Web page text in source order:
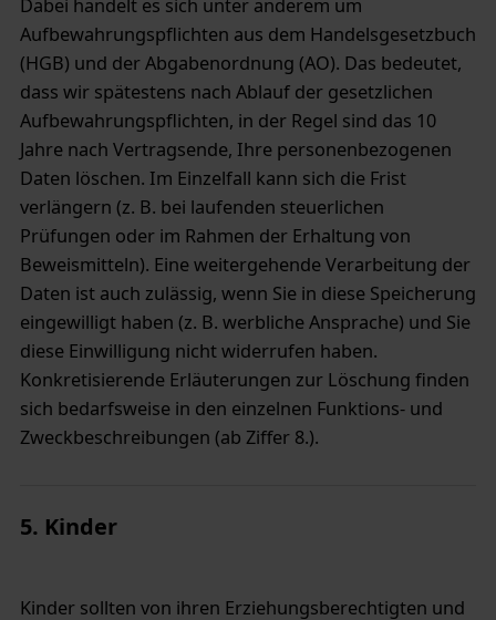
Dabei handelt es sich unter anderem um
Aufbewahrungspflichten aus dem Handelsgesetzbuch
(HGB) und der Abgabenordnung (AO). Das bedeutet,
dass wir spätestens nach Ablauf der gesetzlichen
Aufbewahrungspflichten, in der Regel sind das 10
Jahre nach Vertragsende, Ihre personenbezogenen
Daten löschen. Im Einzelfall kann sich die Frist
verlängern (z. B. bei laufenden steuerlichen
Prüfungen oder im Rahmen der Erhaltung von
Beweismitteln). Eine weitergehende Verarbeitung der
Daten ist auch zulässig, wenn Sie in diese Speicherung
eingewilligt haben (z. B. werbliche Ansprache) und Sie
diese Einwilligung nicht widerrufen haben.
Konkretisierende Erläuterungen zur Löschung finden
sich bedarfsweise in den einzelnen Funktions- und
Zweckbeschreibungen (ab Ziffer 8.).
5. Kinder
Kinder sollten von ihren Erziehungsberechtigten und